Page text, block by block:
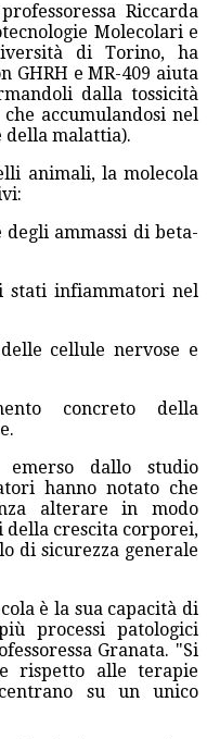
Riccarda
Molecolari e
di Torino, ha
GHRH e MR-409 aiuta
dalla tossicità
accumulandosi nel
della malattia).
animali, la molecola
ammassi di beta-
stati infiammatori nel
cellule nervose e
concreto della
dallo studio
hanno notato che
alterare in modo
crescita corporei,
di sicurezza generale
è la sua capacità di
processi patologici
Granata. "Si
rispetto alle terapie
su un unico